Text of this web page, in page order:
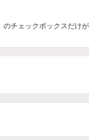
チェックボックスだけ